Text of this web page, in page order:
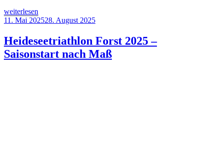
„Triathlon
Obernai
–
Dem
DNF
weiterlesen
Veröffentlicht
11. Mai 202528. August 2025
Heideseetriathlon Forst 2025 –
Saisonstart nach Maß